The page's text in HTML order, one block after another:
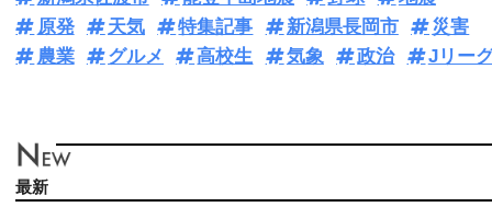
原発
天気 特集記事 新潟県長岡市
災害
農業
グルメ 高校生 気象 政治 Jリー
最新